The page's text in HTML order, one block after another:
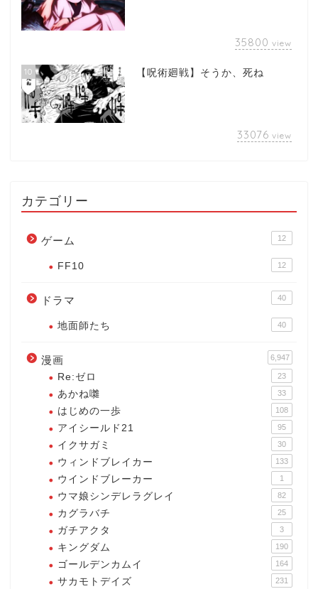
35800 view
10 【呪術廻戦】そうか、死ね
33076 view
カテゴリー
ゲーム 12
FF10 12
ドラマ 40
地面師たち 40
漫画 6,947
Re:ゼロ 23
あかね囃 33
はじめの一歩 108
アイシールド21 95
イクサガミ 30
ウィンドブレイカー 133
ウインドブレーカー 1
ウマ娘シンデレラグレイ 82
カグラバチ 25
ガチアクタ 3
キングダム 190
ゴールデンカムイ 164
サカモトデイズ 231